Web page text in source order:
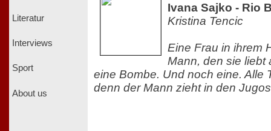
Literatur
Interviews
Sport
About us
Ivana Sajko - Rio
Kristina Tencic
Eine Frau in ihrem
Mann, den sie liebt
eine Bombe. Und noch eine. Alle
denn der Mann zieht in den